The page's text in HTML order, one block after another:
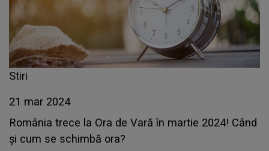
Stiri
21 mar 2024
România trece la Ora de Vară în martie 2024! Când
și cum se schimbă ora?